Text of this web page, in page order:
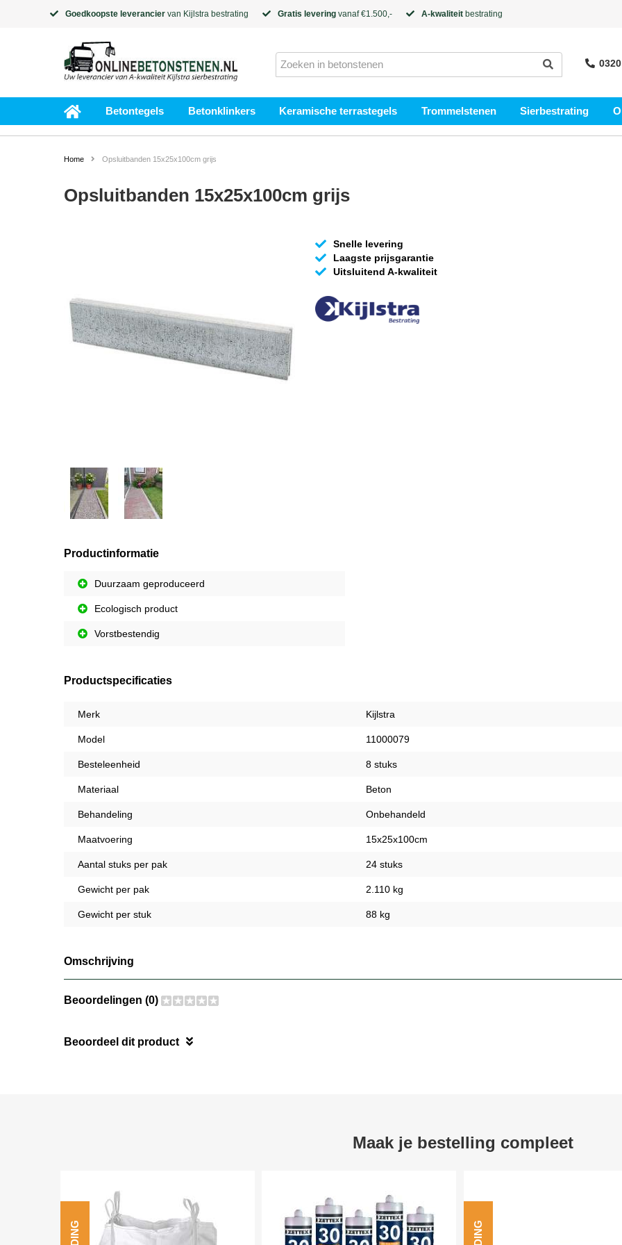
Goedkoopste leverancier van Kijlstra bestrating Gratis levering vanaf €1.500,- A-kwaliteit bestrating
Betontegels Betonklinkers Keramische terrastegels Trommelstenen Sierbestrating
Home Opsluitbanden 15x25x100cm grijs
Opsluitbanden 15x25x100cm grijs
Snelle levering
Laagste prijsgarantie
Uitsluitend A-kwaliteit
Productinformatie
Duurzaam geproduceerd
Ecologisch product
Vorstbestendig
Productspecificaties
Merk Kijlstra
Model 11000079
Besteleenheid 8 stuks
Materiaal Beton
Behandeling Onbehandeld
Maatvoering 15x25x100cm
Aantal stuks per pak 24 stuks
Gewicht per pak 2.110 kg
Gewicht per stuk 88 kg
Omschrijving
Beoordelingen (0)
Beoordeel dit product
Maak je bestelling compleet